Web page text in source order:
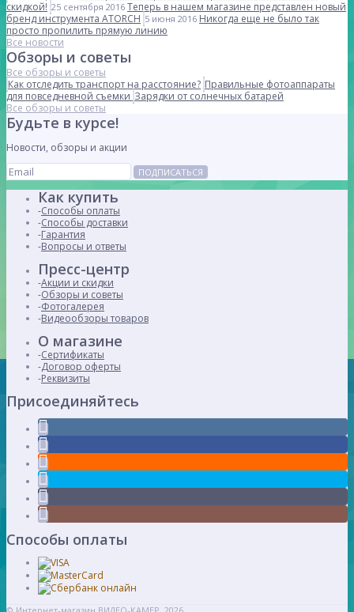
скидкой! 25 сентября 2016 Теперь в нашем магазине представлен новый
бренд инструмента ATORCH 5 июня 2016 Никогда еще не было так
просто пропилить прямую линию
Все новости
Обзоры и советы
Все обзоры и советы
Как отследить транспорт на расстояние? Правильные фотоаппараты
для повседневной съемки Зарядки от солнечных батарей
Все обзоры и советы
Будьте в курсе!
Новости, обзоры и акции
ПОДПИСАТЬСЯ
Как купить
Способы оплаты
Способы доставки
Гарантия
Вопросы и ответы
Пресс-центр
Акции и скидки
Обзоры и советы
Фотогалерея
Видеообзоры товаров
О магазине
Сертификаты
Договор оферты
Реквизиты
Присоединяйтесь
Способы оплаты